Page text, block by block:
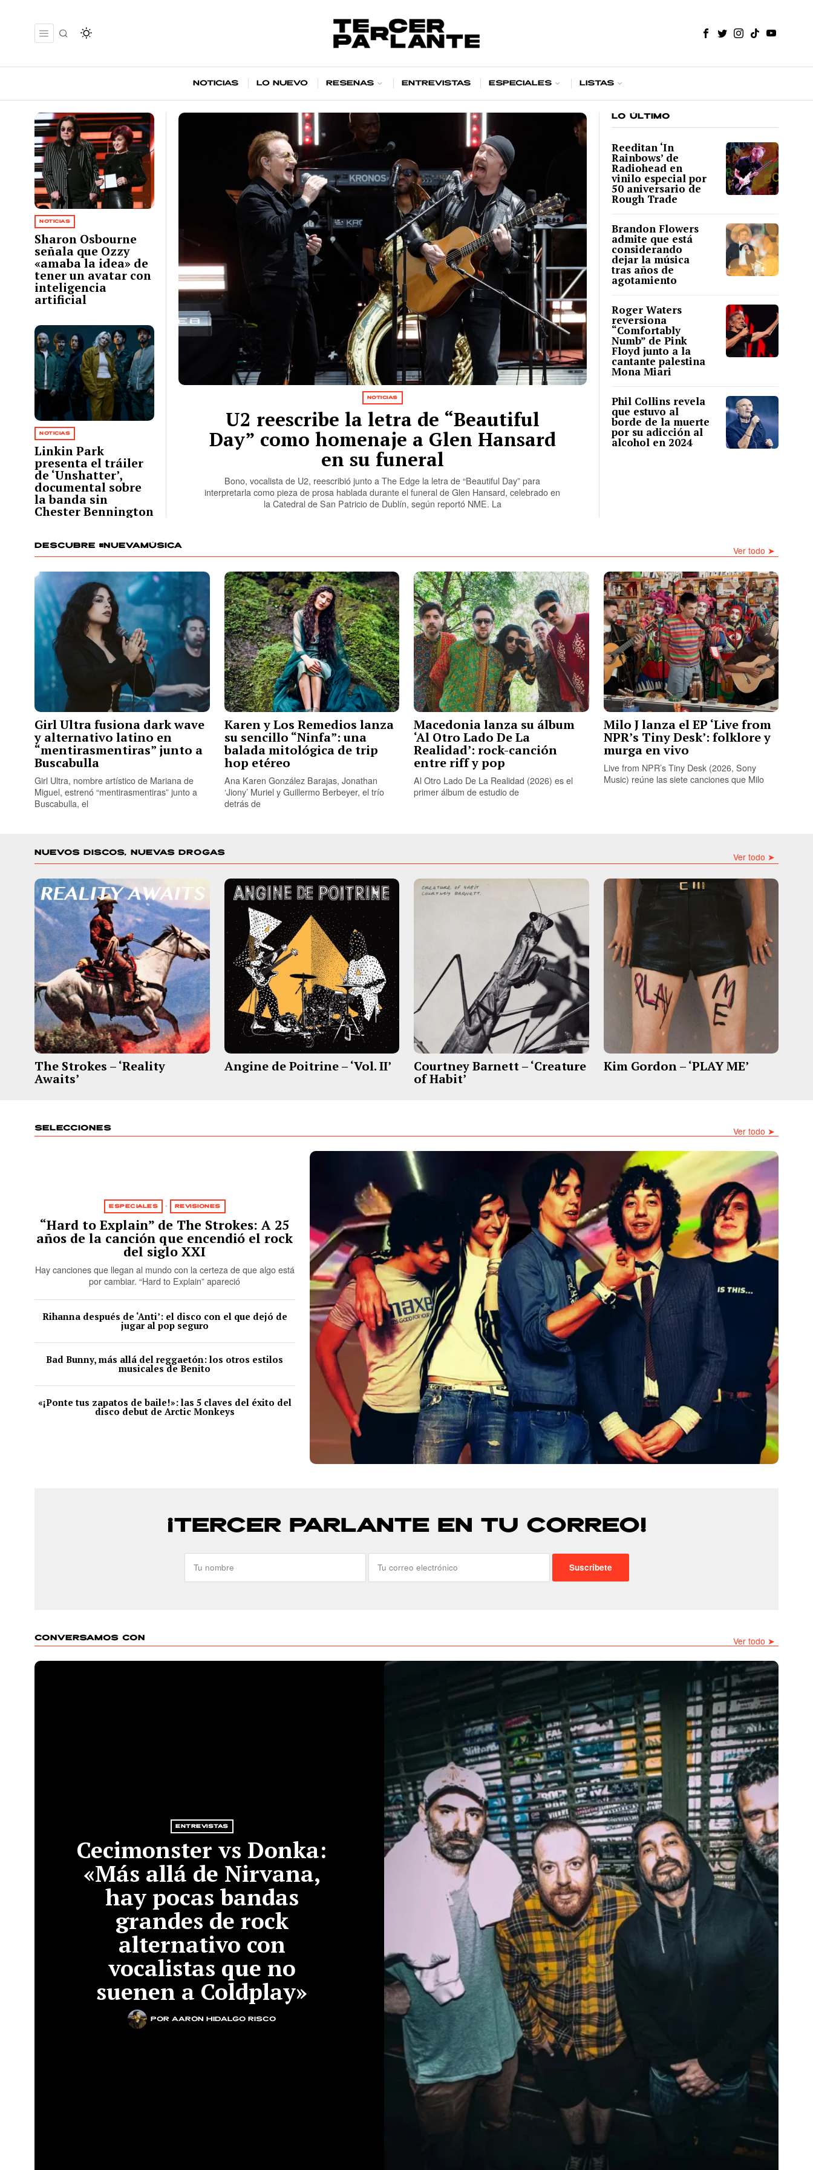
Noticias Lo nuevo Reseñas Entrevistas Especiales Listas
NOTICIAS
U2 reescribe la letra de “Beautiful
Day” como homenaje a Glen Hansard
en su funeral
Bono, vocalista de U2, reescribió junto a The Edge la letra de “Beautiful Day” para
interpretarla como pieza de prosa hablada durante el funeral de Glen Hansard, celebrado en
la Catedral de San Patricio de Dublín, según reportó NME. La
NOTICIAS
Sharon Osbourne
señala que Ozzy
«amaba la idea» de
tener un avatar con
inteligencia
artificial
NOTICIAS
Linkin Park
presenta el tráiler
de ‘Unshatter’,
documental sobre
la banda sin
Chester Bennington
LO ÚLTIMO
Reeditan ‘In
Rainbows’ de
Radiohead en
vinilo especial por
50 aniversario de
Rough Trade
Brandon Flowers
admite que está
considerando
dejar la música
tras años de
agotamiento
Roger Waters
reversiona
“Comfortably
Numb” de Pink
Floyd junto a la
cantante palestina
Mona Miari
Phil Collins revela
que estuvo al
borde de la muerte
por su adicción al
alcohol en 2024
DESCUBRE #NUEVAMÚSICA Ver todo ➤
Girl Ultra fusiona dark wave
y alternativo latino en
“mentirasmentiras” junto a
Buscabulla
Girl Ultra, nombre artístico de Mariana de
Miguel, estrenó “mentirasmentiras” junto a
Buscabulla, el
Karen y Los Remedios lanza
su sencillo “Ninfa”: una
balada mitológica de trip
hop etéreo
Ana Karen González Barajas, Jonathan
‘Jiony’ Muriel y Guillermo Berbeyer, el trío
detrás de
Macedonia lanza su álbum
‘Al Otro Lado De La
Realidad’: rock-canción
entre riff y pop
Al Otro Lado De La Realidad (2026) es el
primer álbum de estudio de
Milo J lanza el EP ‘Live from
NPR’s Tiny Desk’: folklore y
murga en vivo
Live from NPR’s Tiny Desk (2026, Sony
Music) reúne las siete canciones que Milo
NUEVOS DISCOS, NUEVAS DROGAS Ver todo ➤
The Strokes – ‘Reality
Awaits’
Angine de Poitrine – ‘Vol. II’ Courtney Barnett – ‘Creature
of Habit’
Kim Gordon – ‘PLAY ME’
SELECCIONES Ver todo ➤
ESPECIALES · REVISIONES
“Hard to Explain” de The Strokes: A 25
años de la canción que encendió el rock
del siglo XXI
Hay canciones que llegan al mundo con la certeza de que algo está
por cambiar. “Hard to Explain” apareció
Rihanna después de ‘Anti’: el disco con el que dejó de
jugar al pop seguro
Bad Bunny, más allá del reggaetón: los otros estilos
musicales de Benito
«¡Ponte tus zapatos de baile!»: las 5 claves del éxito del
disco debut de Arctic Monkeys
¡TERCER PARLANTE EN TU CORREO!
CONVERSAMOS CON Ver todo ➤
ENTREVISTAS
Cecimonster vs Donka:
«Más allá de Nirvana,
hay pocas bandas
grandes de rock
alternativo con
vocalistas que no
suenen a Coldplay»
porAarón Hidalgo Risco